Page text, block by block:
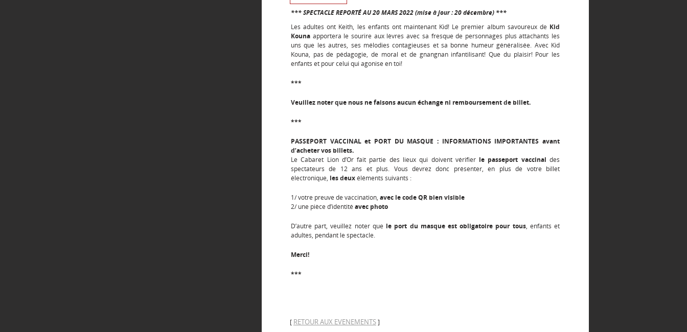
*** SPECTACLE REPORTÉ AU 20 MARS 2022 (mise à jour : 20 décembre) ***
Les adultes ont Keith, les enfants ont maintenant Kid! Le premier album savoureux de Kid
Kouna apportera le sourire aux lèvres avec sa fresque de personnages plus attachants les
uns que les autres, ses mélodies contagieuses et sa bonne humeur généralisée. Avec Kid
Kouna, pas de pédagogie, de moral et de gnangnan infantilisant! Que du plaisir! Pour les
enfants et pour celui qui agonise en toi!
***
Veuillez noter que nous ne faisons aucun échange ni remboursement de billet.
***
PASSEPORT VACCINAL et PORT DU MASQUE : INFORMATIONS IMPORTANTES avant
d’acheter vos billets.
Le Cabaret Lion d’Or fait partie des lieux qui doivent vérifier le passeport vaccinal des
spectateurs de 12 ans et plus. Vous devrez donc présenter, en plus de votre billet
électronique, les deuxéléments suivants :
1/ votre preuve de vaccination, avec le code QR bien visible
2/ une pièce d’identité avec photo
D’autre part, veuillez noter que le port du masque est obligatoire pour tous, enfants et
adultes, pendant le spectacle.
Merci!
***
[ RETOUR AUX EVENEMENTS]